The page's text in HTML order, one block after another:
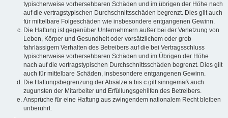
typischerweise vorhersehbaren Schäden und im übrigen der Höhe nach
auf die vertragstypischen Durchschnittsschäden begrenzt. Dies gilt auch
für mittelbare Folgeschäden wie insbesondere entgangenen Gewinn.
Die Haftung ist gegenüber Unternehmern außer bei der Verletzung von
Leben, Körper und Gesundheit oder vorsätzlichem oder grob
fahrlässigem Verhalten des Betreibers auf die bei Vertragsschluss
typischerweise vorhersehbaren Schäden und im Übrigen der Höhe
nach auf die vertragstypischen Durchschnittsschäden begrenzt. Dies gilt
auch für mittelbare Schäden, insbesondere entgangenen Gewinn.
Die Haftungsbegrenzung der Absätze a bis c gilt sinngemäß auch
zugunsten der Mitarbeiter und Erfüllungsgehilfen des Betreibers.
Ansprüche für eine Haftung aus zwingendem nationalem Recht bleiben
unberührt.